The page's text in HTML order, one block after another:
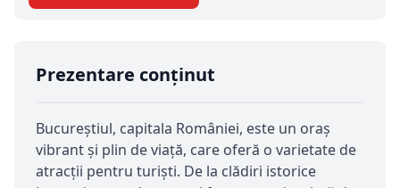
Prezentare conținut
Bucureștiul, capitala României, este un oraș
vibrant și plin de viață, care oferă o varietate de
atracții pentru turiști. De la clădiri istorice